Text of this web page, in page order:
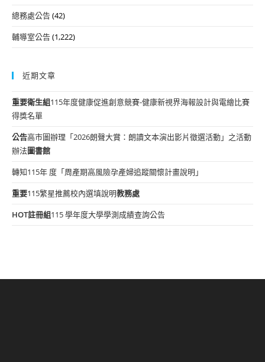
總務處公告(42)
輔導室公告(1,222)
近期文章
重要衛生組115年度健康促進創意競賽-健康新視界海報設計與電繪比賽
得獎名單
公告高市圖辦理「2026朗聲大賞：朗讀文本演出影片徵選活動」之活動
辦法圖書館
轉知115年 度「周產期高風險孕產婦追蹤關懷計畫說明」
重要115繁星推薦校內選填說明教務處
HOT註冊組115 學年度大學學測成績查詢公告